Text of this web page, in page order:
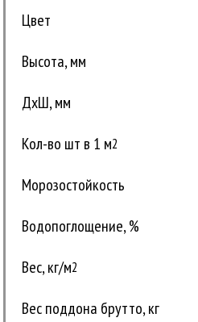
Цвет
Высота, мм
ДxШ, мм
Кол-во шт в 1 м2
Морозостойкость
Водопоглощение, %
Вес, кг/м2
Вес поддона брутто, кг